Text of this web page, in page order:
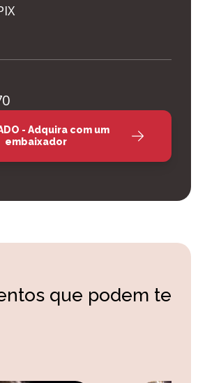
- Adquira com um
embaixador
que podem te